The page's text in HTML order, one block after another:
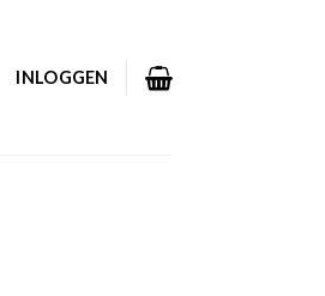
INLOGGEN